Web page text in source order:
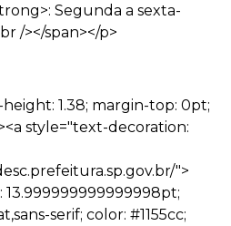
Segunda a sexta-
/></span></p>
1.38; margin-top: 0pt;
style="text-decoration:
">
13.999999999999998pt;
serif; color: #1155cc;